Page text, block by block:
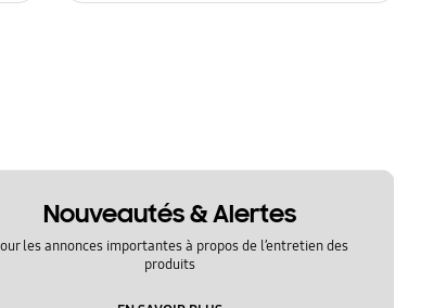
Nouveautés & Alertes
les annonces importantes à propos de l’entretien des
produits